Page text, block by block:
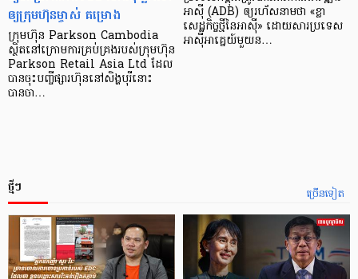
ឲ្យក្រុមហ៊ុនម្ចាស់ គម្រោង
ក្រុមហ៊ុន Parkson Cambodia
ស្ថិតនៅក្រោមការគ្រប់គ្រងរបស់ក្រុមហ៊ុន
Parkson Retail Asia Ltd ដែល
បានចុះបញ្ចីផ្សារហ៊ុននៅសិង្ហបុរីនោះ
បានចា…
អាស៊ី (ADB) ឲ្យ​រហ័ស​នាមថា «ខ្លា​
សេដ្ឋកិច្ច​ថ្មី​នៃ​អាស៊ី» ដោយសារ​ប្រទេស​
អាស៊ី​អាគ្នេយ៍​មួយ​ន…
ច្រើនទៀត
ថ្មីៗ